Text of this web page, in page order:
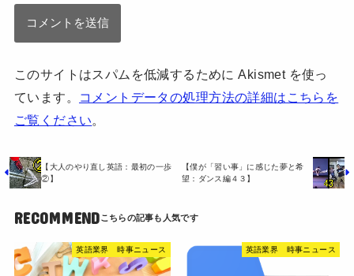
このサイトはスパムを低減するために Akismet を使っ
ています。
コメントデータの処理方法の詳細はこちらを
ご覧ください。
【大人のやり直し英語：最初の一歩
②】
【僕が「習い事」に感じた夢と希
望：ダンス編４３】
RECOMMEND
英語業界 時事ニュース 英語業界 時事ニュース